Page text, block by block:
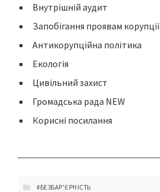
Внутрішній аудит
Запобігання проявам корупції
Антикорупційна політика
Екологія
Цивільний захист
Громадська рада NEW
Корисні посилання
#БЕЗБАР'ЄРНІСТЬ